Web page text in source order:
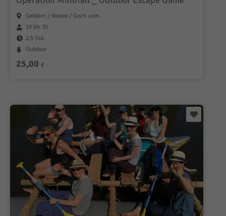
Geldern / Weeze / Goch uvm.
10 bis 30
2,5 Std.
Outdoor
25,00 €